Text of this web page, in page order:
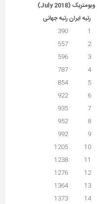
July 2018
)
رتبه ایرانرتبه جهانی
1
390
2
557
3
596
4
787
5
854
6
922
7
935
8
952
9
992
10
1205
11
1238
12
1276
13
1364
14
1373